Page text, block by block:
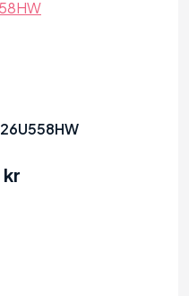
behov for
filter
vedligeholdelsen af
kr